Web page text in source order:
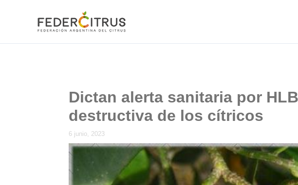
Dictan alerta sanitaria por
destructiva de los cítricos
6 junio, 2023